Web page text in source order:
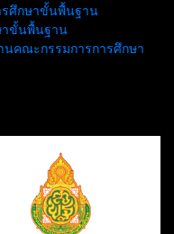
รศึกษาขั้นพื้นฐาน
าขั้นพื้นฐาน
คณะกรรมการการศึกษา